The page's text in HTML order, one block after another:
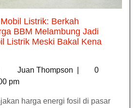
Listrik: Berkah
BBM Melambung Jadi
Listrik Meski Bakal Kena
Juan Thompson
0
pm
harga energi fosil di pasar